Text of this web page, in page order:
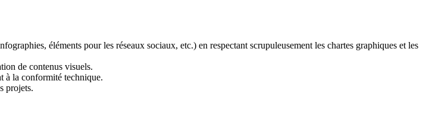
éléments pour les réseaux sociaux, etc.) en respectant scrupuleusement les chartes graphiques et les
de contenus visuels.
à la conformité technique.
projets.